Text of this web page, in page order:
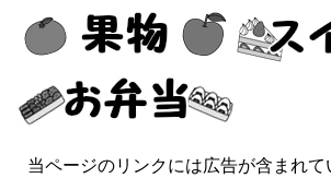
当ページのリンクには広告が含まれて